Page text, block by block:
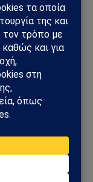
Αραβία
άξονα –